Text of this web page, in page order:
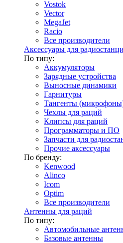
Vostok
Vector
MegaJet
Racio
Все производители
Аксессуары для
По типу:
Аккумуляторы
Зарядные устройства
Выносные динамики
Гарнитуры
Тангенты
Чехлы для раций
Клипсы для раций
Программаторы и ПО
Запчасти для
Прочие аксессуары
По бренду:
Kenwood
Alinco
Icom
Optim
Все производители
Антенны для раций
По типу:
Автомобильные
Базовые антенны